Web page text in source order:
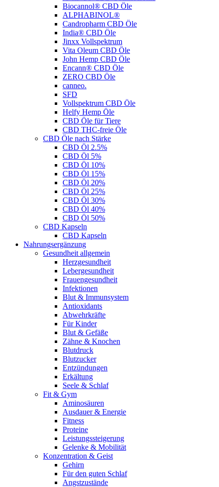
Biocannol® CBD Öle
ALPHABINOL®
Candropharm CBD Öle
India® CBD Öle
Jinxx Vollspektrum
Vita Oleum CBD Öle
John Hemp CBD Öle
Encann® CBD Öle
ZERO CBD Öle
canneo.
SFD
Vollspektrum CBD Öle
Helfy Hemp Öle
CBD Öle für Tiere
CBD THC-freie Öle
CBD Öle nach Stärke
CBD Öl 2.5%
CBD Öl 5%
CBD Öl 10%
CBD Öl 15%
CBD Öl 20%
CBD Öl 25%
CBD Öl 30%
CBD Öl 40%
CBD Öl 50%
CBD Kapseln
CBD Kapseln
Nahrungsergänzung
Gesundheit allgemein
Herzgesundheit
Lebergesundheit
Frauengesundheit
Infektionen
Blut & Immunsystem
Antioxidants
Abwehrkräfte
Für Kinder
Blut & Gefäße
Zähne & Knochen
Blutdruck
Blutzucker
Entzündungen
Erkältung
Seele & Schlaf
Fit & Gym
Aminosäuren
Ausdauer & Energie
Fitness
Proteine
Leistungssteigerung
Gelenke & Mobilität
Konzentration & Geist
Gehirn
Für den guten Schlaf
Angstzustände